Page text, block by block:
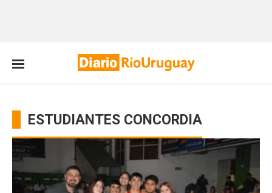
ESTUDIANTES CONCORDIA